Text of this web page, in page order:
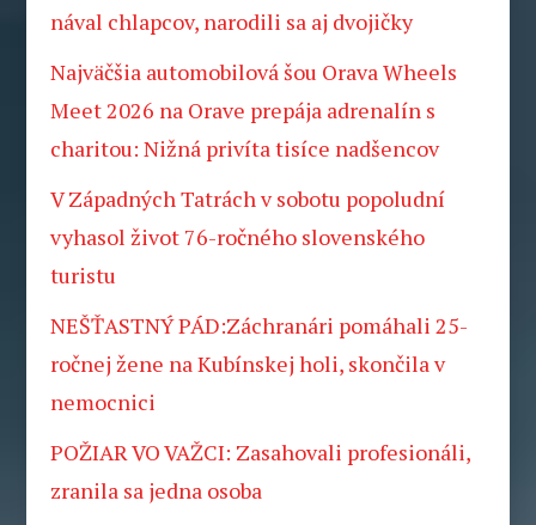
nával chlapcov, narodili sa aj dvojičky
Najväčšia automobilová šou Orava Wheels
Meet 2026 na Orave prepája adrenalín s
charitou: Nižná privíta tisíce nadšencov
V Západných Tatrách v sobotu popoludní
vyhasol život 76-ročného slovenského
turistu
NEŠŤASTNÝ PÁD:Záchranári pomáhali 25-
ročnej žene na Kubínskej holi, skončila v
nemocnici
POŽIAR VO VAŽCI: Zasahovali profesionáli,
zranila sa jedna osoba